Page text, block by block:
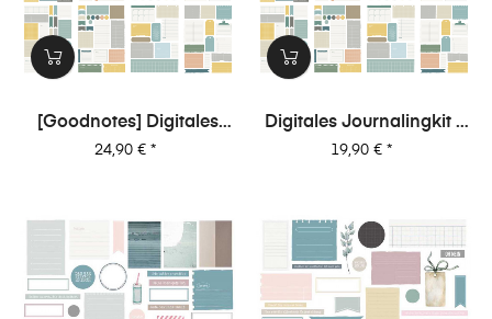
[Goodnotes] Digitales
Journalingkit -
Preis
24,90 € *
Digitales Journalingkit -
Unterwegs
Preis
19,90 € *